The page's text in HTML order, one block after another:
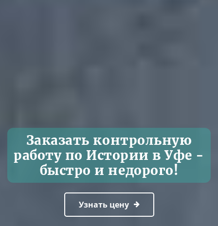
Заказать контрольную
работу по Истории в Уфе -
быстро и недорого!
Узнать цену